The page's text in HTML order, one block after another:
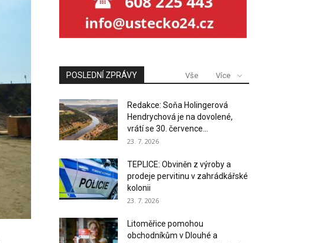
POSLEDNÍ ZPRÁVY Vše Více
Redakce: Soňa Holingerová
Hendrychová je na dovolené,
vrátí se 30. července...
23. 7. 2026
TEPLICE: Obviněn z výroby a
prodeje pervitinu v zahrádkářské
kolonii
23. 7. 2026
Litoměřice pomohou
obchodníkům v Dlouhé a